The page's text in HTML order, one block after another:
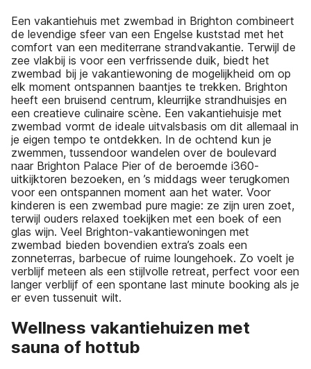
Een vakantiehuis met zwembad in Brighton combineert
de levendige sfeer van een Engelse kuststad met het
comfort van een mediterrane strandvakantie. Terwijl de
zee vlakbij is voor een verfrissende duik, biedt het
zwembad bij je vakantiewoning de mogelijkheid om op
elk moment ontspannen baantjes te trekken. Brighton
heeft een bruisend centrum, kleurrijke strandhuisjes en
een creatieve culinaire scène. Een vakantiehuisje met
zwembad vormt de ideale uitvalsbasis om dit allemaal in
je eigen tempo te ontdekken. In de ochtend kun je
zwemmen, tussendoor wandelen over de boulevard
naar Brighton Palace Pier of de beroemde i360-
uitkijktoren bezoeken, en ’s middags weer terugkomen
voor een ontspannen moment aan het water. Voor
kinderen is een zwembad pure magie: ze zijn uren zoet,
terwijl ouders relaxed toekijken met een boek of een
glas wijn. Veel Brighton-vakantiewoningen met
zwembad bieden bovendien extra’s zoals een
zonneterras, barbecue of ruime loungehoek. Zo voelt je
verblijf meteen als een stijlvolle retreat, perfect voor een
langer verblijf of een spontane last minute booking als je
er even tussenuit wilt.
Wellness vakantiehuizen met
sauna of hottub